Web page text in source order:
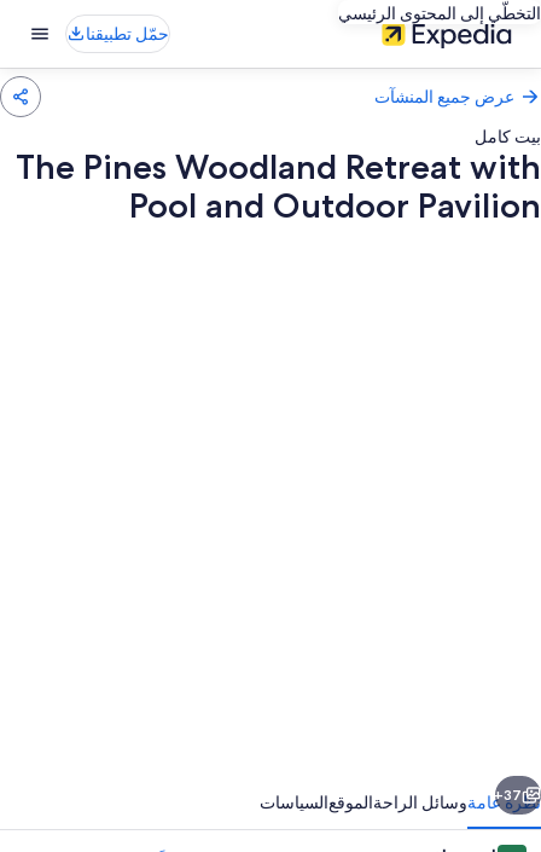
التخطّي إلى المحتوى الرئيسي
حمّل تطبيقنا
عرض جميع المنشآت
بيت كامل
The Pines Woodland Retreat with
Pool and Outdoor Pavilion
and
Outdoor
التالي
37+
نظرة عامةوسائل الراحةالموقعالسياسات